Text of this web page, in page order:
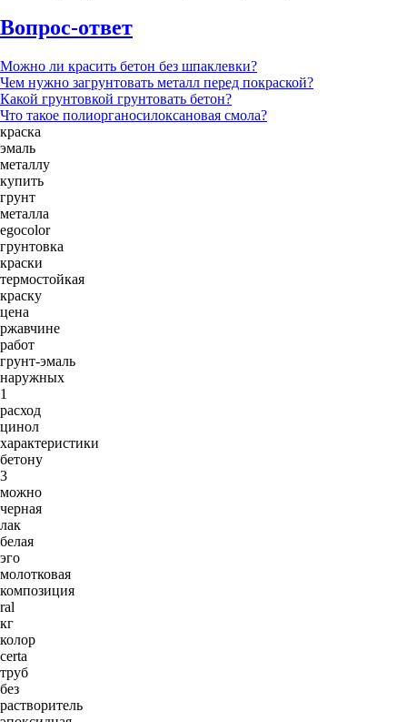
Вопрос-ответ
Можно ли красить бетон без шпаклевки?
Чем нужно загрунтовать металл перед покраской?
Какой грунтовкой грунтовать бетон?
Что такое полиорганосилоксановая смола?
краска
эмаль
металлу
купить
грунт
металла
egocolor
грунтовка
краски
термостойкая
краску
цена
ржавчине
работ
грунт-эмаль
наружных
1
расход
цинол
характеристики
бетону
3
можно
черная
лак
белая
эго
молотковая
композиция
ral
кг
колор
certa
труб
без
растворитель